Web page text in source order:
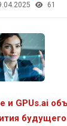
61
и GPUs.ai